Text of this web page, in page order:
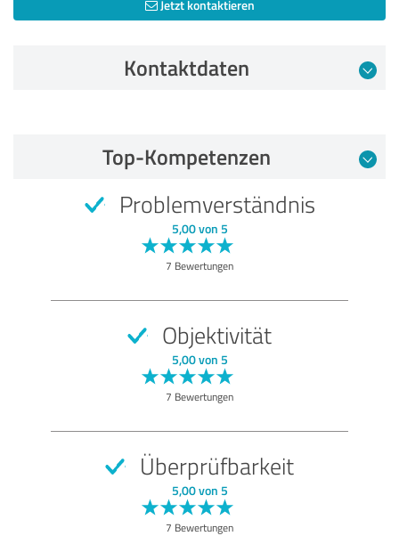
Jetzt kontaktieren
Kontaktdaten
Empfehlung
Top-Kompetenzen
Problemverständnis
5,00 von 5
7 Bewertungen
Objektivität
5,00 von 5
7 Bewertungen
Überprüfbarkeit
5,00 von 5
7 Bewertungen